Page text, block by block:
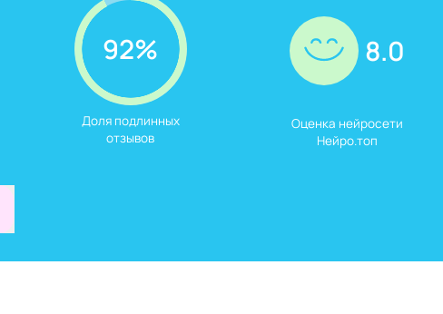
92%
Доля подлинных
отзывов
8.0
Оценка нейросети
Нейро.топ